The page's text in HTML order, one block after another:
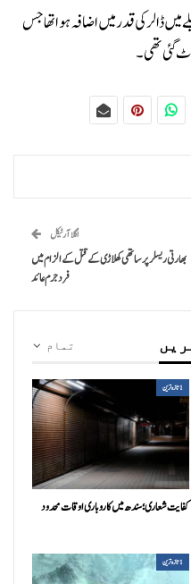
ڈالرکی قدر میں اضافہ ہوا تھا جس
گئی تھی۔
اگلا آرٹیکل
بھارتی ریسلر پر ساتھی کھلاڑی کے قتل کے الزام میں
فرد جرم عائد
تمام
1تازہ ترین
کفایت شعاری؛ سندھ میں کاروباری اوقات محدود
1تازہ ترین